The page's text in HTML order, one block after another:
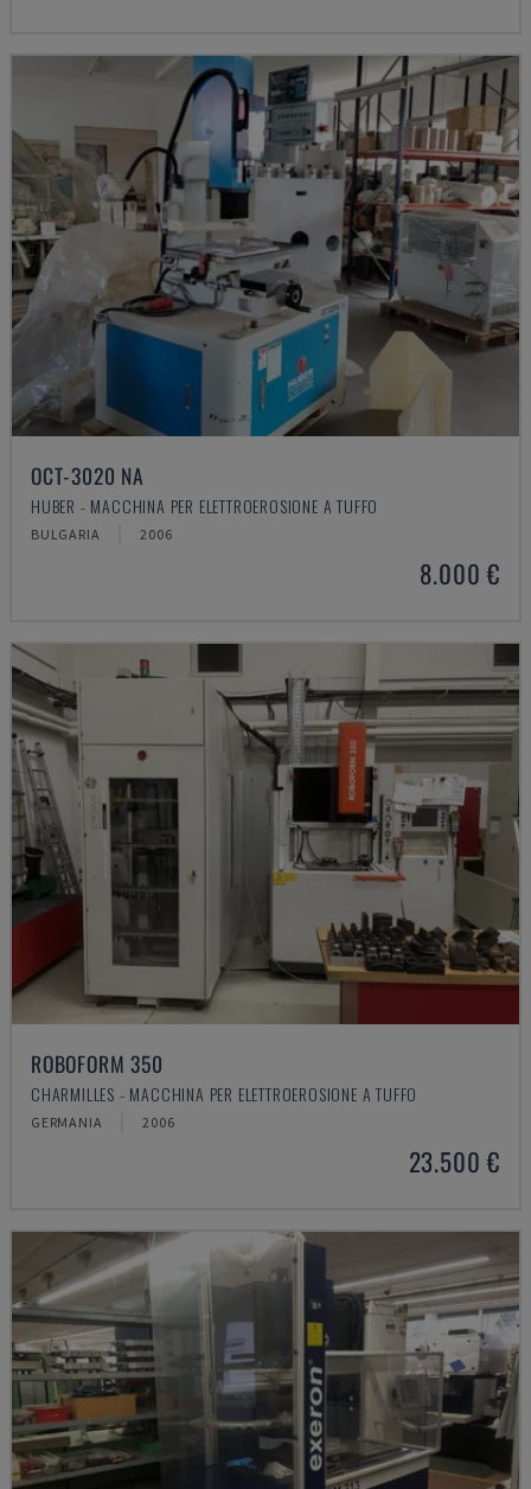
OCT-3020 NA
HUBER - MACCHINA PER ELETTROEROSIONE A TUFFO
BULGARIA 2006
8.000 €
ROBOFORM 350
CHARMILLES - MACCHINA PER ELETTROEROSIONE A TUFFO
GERMANIA 2006
23.500 €